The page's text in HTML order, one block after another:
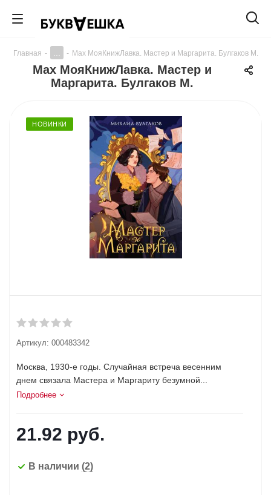
Главная - - Мах МояКнижЛавка. Мастер и Маргарита. Булгаков М.
Мах МояКнижЛавка. Мастер и
Маргарита. Булгаков М.
НОВИНКИ
Артикул: 000483342
Москва, 1930-е годы. Случайная встреча весенним
днем связала Мастера и Маргариту безумной...
Подробнее
21.92 руб.
В наличии (2)